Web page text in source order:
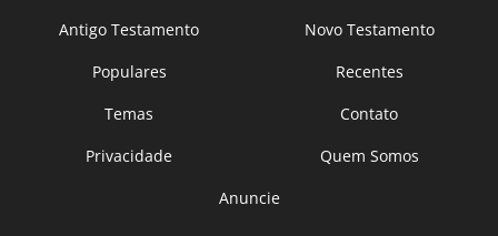
Antigo Testamento
Novo Testamento
Populares
Recentes
Temas
Contato
Privacidade
Quem Somos
Anuncie